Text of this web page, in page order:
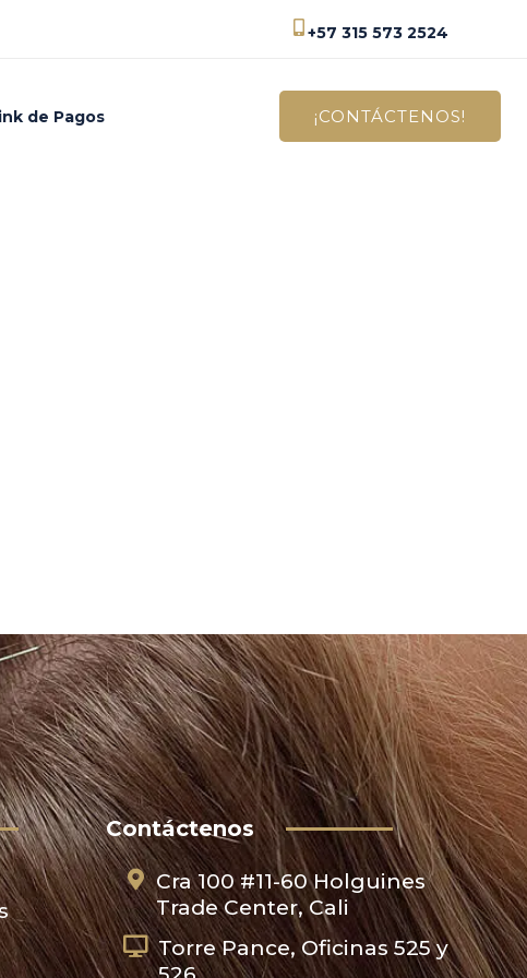
+57 315 573 2524
de Pagos ¡CONTÁCTENOS!
Contáctenos
Cra 100 #11-60 Holguines
Trade Center, Cali
Torre Pance, Oficinas 525 y